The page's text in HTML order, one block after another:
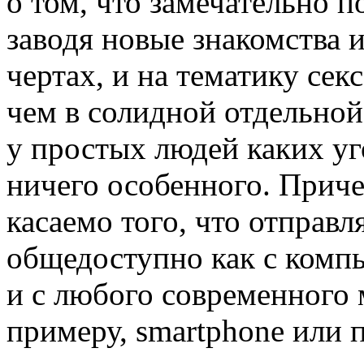
заводя новые
чертах, и на тематику
чем в солидной
у простых людей каких
ничего особенного.
касаемо того, что
общедоступно как с
и с любого современного
примеру, smartphone или